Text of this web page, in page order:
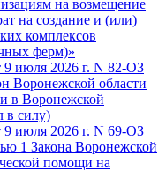
на возмещение
на создание и (или)
комплексов
ферм)»
9 июля 2026 г. N 82-ОЗ
Воронежской области
в Воронежской
в силу)
9 июля 2026 г. N 69-ОЗ
1 Закона Воронежской
помощи на